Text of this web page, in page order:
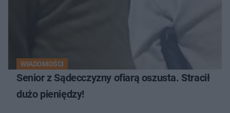
WIADOMOŚCI
Senior z Sądecczyzny ofiarą oszusta. Stracił
dużo pieniędzy!